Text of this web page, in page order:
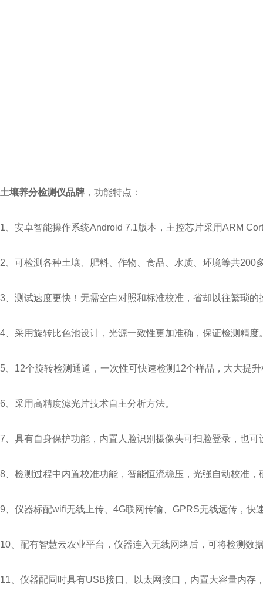
土壤养分检测仪品牌 ，功能特点：
1、安卓智能操作系统Android 7.1版本，主控芯片采用ARM
2、可检测各种土壤、肥料、作物、食品、水质、环境等共200
3、测试速度更快！无需空白对照和标准校准，省却以往繁琐
4、采用旋转比色池设计，光源一致性更加准确，保证检测精度
5、12个旋转检测通道，一次性可快速检测12个样品，大大提
6、采用高精度滤光片技术自主分析方法。
7、具有自身保护功能，内置人脸识别摄像头可扫脸登录，也
8、检测过程中内置校准功能，智能恒流稳压，光强自动校准，
9、仪器标配wifi无线上传、4G联网传输、GPRS无线远传，快
10、配有智慧云农业平台，仪器连入无线网络后，可将检测数
11、仪器配同时具有USB接口、以太网接口，内置大容量内存